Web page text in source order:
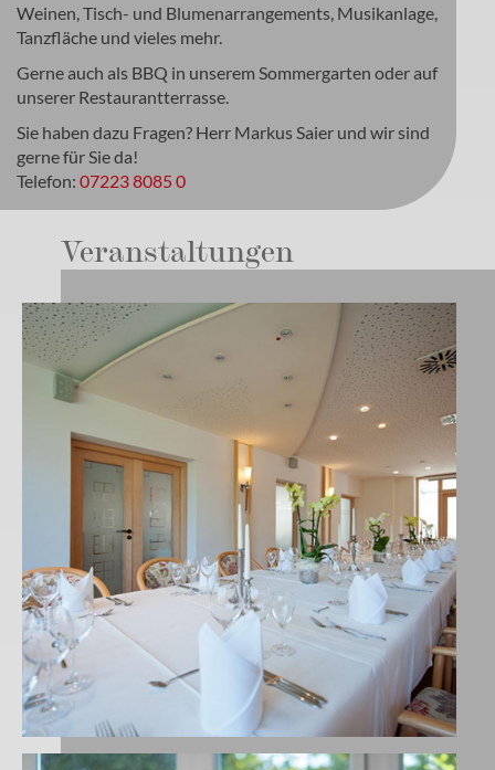
Weinen, Tisch- und Blumenarrangements, Musikanlage,
Tanzfläche und vieles mehr.
Gerne auch als BBQ in unserem Sommergarten oder auf
unserer Restaurantterrasse.
Sie haben dazu Fragen? Herr Markus Saier und wir sind
gerne für Sie da!
Telefon: 07223 8085 0
Veranstaltungen